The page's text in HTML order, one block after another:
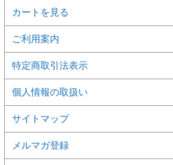
カートを見る
ご利用案内
特定商取引法表示
個人情報の取扱い
サイトマップ
メルマガ登録